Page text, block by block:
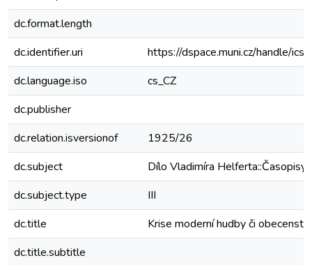
dc.format.length
dc.identifier.uri
https://dspace.muni.cz/handle/
dc.language.iso
cs_CZ
dc.publisher
dc.relation.isversionof
1925/26
dc.subject
Dílo Vladimíra Helferta::Časopisy
dc.subject.type
III
dc.title
Krise moderní hudby či
dc.title.subtitle